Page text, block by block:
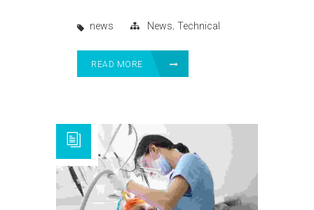
news News, Technical
READ MORE